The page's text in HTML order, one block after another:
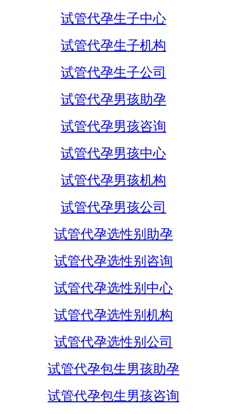
试管代孕生子中心
试管代孕生子机构
试管代孕生子公司
试管代孕男孩助孕
试管代孕男孩咨询
试管代孕男孩中心
试管代孕男孩机构
试管代孕男孩公司
试管代孕选性别助孕
试管代孕选性别咨询
试管代孕选性别中心
试管代孕选性别机构
试管代孕选性别公司
试管代孕包生男孩助孕
试管代孕包生男孩咨询